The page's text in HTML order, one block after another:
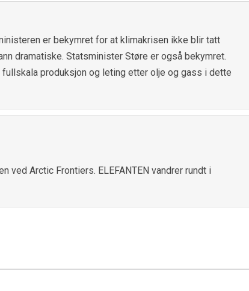
er bekymret for at klimakrisen ikke blir tatt
dramatiske. Statsminister Støre er også bekymret.
produksjon og leting etter olje og gass i dette
ved Arctic Frontiers. ELEFANTEN vandrer rundt i